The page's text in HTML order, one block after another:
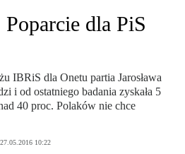
dla PiS
IBRiS dla Onetu partia Jarosława
i od ostatniego badania zyskała 5
40 proc. Polaków nie chce
27.05.2016 10:22